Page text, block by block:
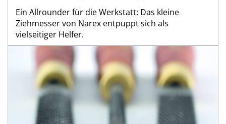
Ein Allrounder für die Werkstatt: Das kleine
Ziehmesser von Narex entpuppt sich als
vielseitiger Helfer.